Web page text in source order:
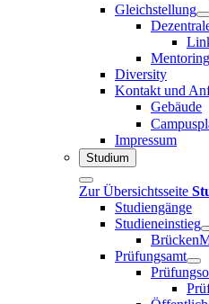
Gleichstellung
Mentoring
Diversity
Kontakt und
Gebäude
Impressum
Studium
Zur Übersichtsseite
Studiengänge
Studieneinstieg
Prüfungsamt